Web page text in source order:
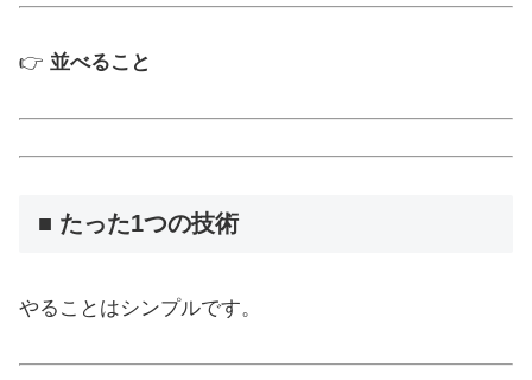
👉 並べること
■ たった1つの技術
やることはシンプルです。